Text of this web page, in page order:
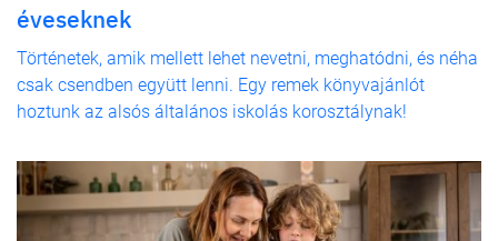
éveseknek
Történetek, amik mellett lehet nevetni, meghatódni, és néha
csak csendben együtt lenni. Egy remek könyvajánlót
hoztunk az alsós általános iskolás korosztálynak!